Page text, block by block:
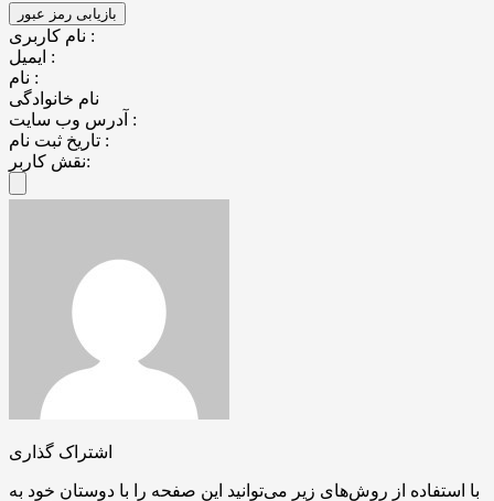
نام کاربری :
ایمیل :
نام :
نام خانوادگی
آدرس وب سایت :
تاریخ ثبت نام :
نقش کاربر:
اشتراک گذاری
با استفاده از روش‌های زیر می‌توانید این صفحه را با دوستان خود به